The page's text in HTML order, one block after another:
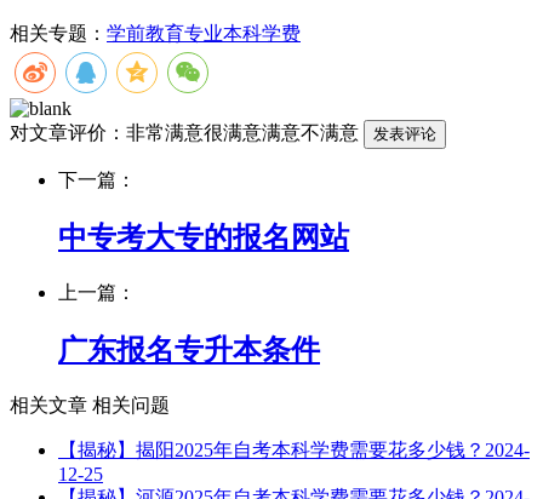
相关专题： 学前教育专业本科学费
对文章评价： 非常满意很满意满意不满意
下一篇：
中专考大专的报名网站
上一篇：
广东报名专升本条件
相关文章 相关问题
【揭秘】揭阳2025年自考本科学费需要花多少钱？ 2024-
12-25